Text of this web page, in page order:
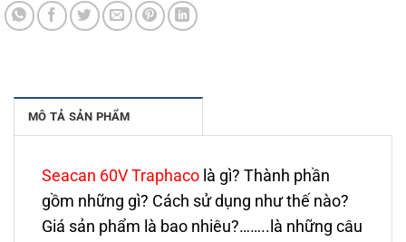
MÔ TẢ SẢN PHẨM
Seacan 60V Traphaco là gì? Thành phần
gồm những gì? Cách sử dụng như thế nào?
Giá sản phẩm là bao nhiêu?……..là những câu